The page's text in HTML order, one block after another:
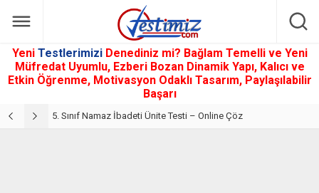
Yeni Testlerimizi Denediniz mi? Bağlam Temelli ve Yeni
Müfredat Uyumlu, Ezberi Bozan Dinamik Yapı, Kalıcı ve
Etkin Öğrenme, Motivasyon Odaklı Tasarım, Paylaşılabilir
Başarı
5. Sınıf Namaz İbadeti Ünite Testi – Online Çöz